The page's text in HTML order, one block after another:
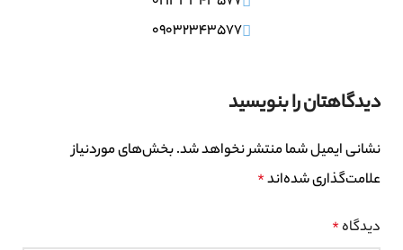
09032343577
دیدگاهتان را بنویسید
نشانی ایمیل شما منتشر نخواهد شد.بخش‌های موردنیاز
علامت‌گذاری شده‌اند*
دیدگاه*